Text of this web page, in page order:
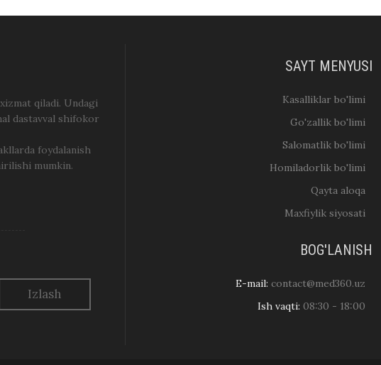
qiladi. Undagi
dastavval shifokor
foydalanish
mumkin.
SAYT MENYUSI
Kasalliklar bo'limi
Go'zallik bo'limi
Salomatlik bo'limi
Homiladorlik bo'limi
Qayta aloqa
Maxfiylik siyosati
BOG'LANISH
E-mail: contact@med360.uz
Ish vaqti: 08:30 - 18:00